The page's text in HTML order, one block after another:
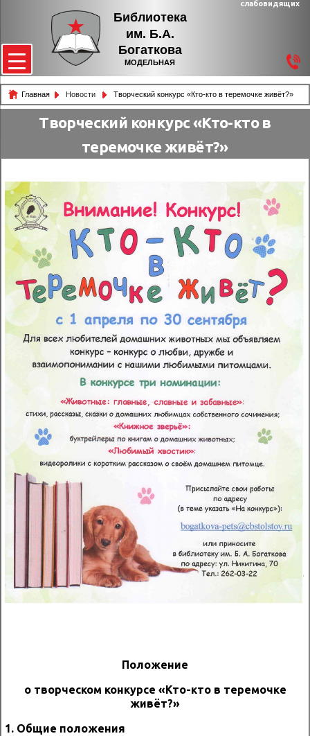
Библиотека
им. Б.А.
Богаткова
МОДЕЛЬНАЯ
слабовидящих
Главная Новости Творческий конкурс «Кто-кто в теремочке живёт?»
Творческий конкурс «Кто-кто в
теремочке живёт?»
Положение
о творческом конкурсе «Кто-кто в теремочке
живёт?»
1. Общие положения